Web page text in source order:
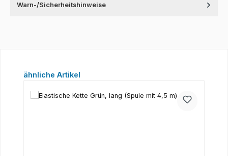
Warn-/Sicherheitshinweise
Produktgalerie überspringen
ähnliche Artikel